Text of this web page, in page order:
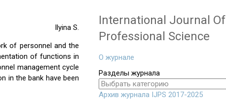
Ilyina S.
of personnel and the
of functions in
management cycle
in the bank have been
International Journal Of
Professional Science
О журнале
Разделы журнала
Архив журнала IJPS 2017-2025